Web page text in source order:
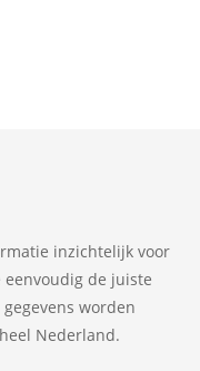
inzichtelijk voor
eenvoudig de juiste
worden
Nederland.